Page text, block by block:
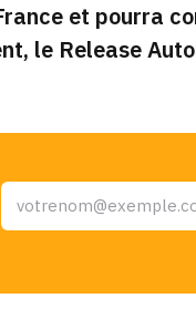
et pourra
le Release